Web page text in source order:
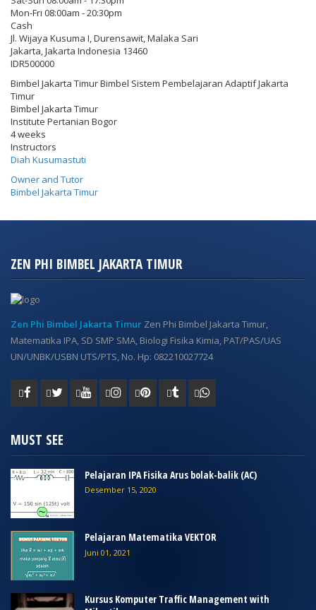
Mon-Fri 08:00am - 20:30pm
Cash
Jl. Wijaya Kusuma I, Durensawit, Malaka Sari
Jakarta Jakarta Indonesia 13460
IDR500000
Bimbel Jakarta Timur Bimbel Sistem Pembelajaran Adaptif Jakarta
Timur
Bimbel Jakarta Timur
Institute Pertanian Bogor
4 weeks
Instructors
Diah Kusumastuti
Owner and Tutor
Bimbel Jakarta Timur
ZEN PHI BIMBEL JAKARTA TIMUR
Zen Phi Bimbel Jakarta Timur Zen Phi Bimbel Jakarta Timur,
Matematika IPA, SD SMP SMA, Biologi Fisika Kimia, PAT/PAS/UAS
UN/UNBK/USBN UTS/PTS, No. Hp: 082210027724
MUST SEE
Pelajaran IPA Fisika Arus bolak-balik (AC)
Desember 15, 2020
Pelajaran Matematika VEKTOR
Juni 01, 2021
Kursus Komputer Traffic Management with